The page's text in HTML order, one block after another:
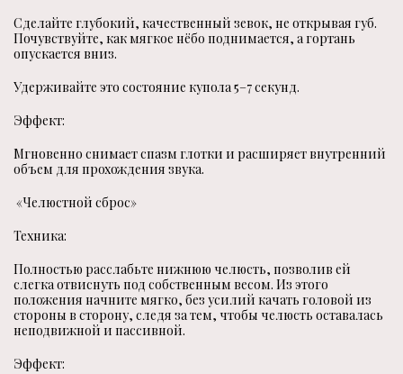
Сделайте глубокий, качественный зевок, не открывая губ.
Почувствуйте, как мягкое нёбо поднимается, а гортань
опускается вниз.
Удерживайте это состояние купола 5–7 секунд.
Эффект:
Мгновенно снимает спазм глотки и расширяет внутренний
объем для прохождения звука.
«Челюстной сброс»
Техника:
Полностью расслабьте нижнюю челюсть, позволив ей
слегка отвиснуть под собственным весом. Из этого
положения начните мягко, без усилий качать головой из
стороны в сторону, следя за тем, чтобы челюсть оставалась
неподвижной и пассивной.
Эффект: